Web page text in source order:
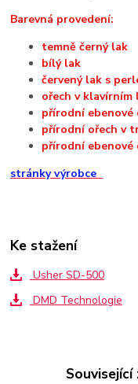
Barevná provedení:
temně černý lak
bílý lak
červený lak s
ořech v klavírním
přírodní ebenové
přírodní ořech v
přírodní
stránky výrobce
Ke stažení
Usher SD-500
DMD Technologie
Související